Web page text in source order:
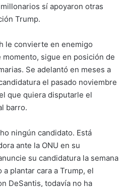
sí apoyaron otras
Trump.
le convierte en enemigo
sigue en posición de
Se adelantó en meses a
el pasado noviembre
que quiera disputarle el
barro.
ningún candidato. Está
ante la ONU en su
su candidatura la semana
plantar cara a Trump, el
DeSantis, todavía no ha